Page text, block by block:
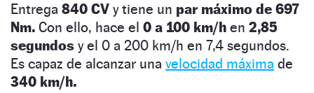
Entrega 840 CV y tiene un par máximo de 697
Nm. Con ello, hace el 0 a 100 km/h en 2,85
segundos y el 0 a 200 km/h en 7,4 segundos.
Es capaz de alcanzar una velocidad máxima de
340 km/h.